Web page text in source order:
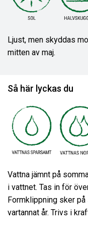
Ljust, men skyddas
mitten av maj.
Så här lyckas du
Vattna jämnt på
i vattnet. Tas in för
Formklippning sker
vartannat år. Trivs i